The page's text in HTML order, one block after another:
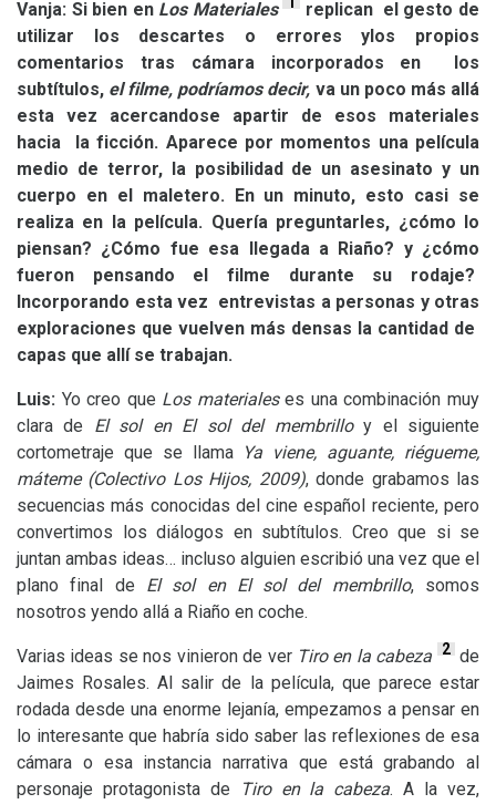
Vanja: Si bien en Los Materiales
replican el gesto de
utilizar los descartes o errores ylos propios
comentarios tras cámara incorporados en los
subtítulos, el filme, podríamos decir, va un poco más allá
esta vez acercandose apartir de esos materiales
hacia la ficción. Aparece por momentos una película
medio de terror, la posibilidad de un asesinato y un
cuerpo en el maletero. En un minuto, esto casi se
realiza en la película. Quería preguntarles, ¿cómo lo
piensan? ¿Cómo fue esa llegada a Riaño? y ¿cómo
fueron pensando el filme durante su rodaje?
Incorporando esta vez entrevistas a personas y otras
exploraciones que vuelven más densas la cantidad de
capas que allí se trabajan.
Luis: Yo creo que Los materialeses una combinación muy
clara de El sol en El sol del membrilloy el siguiente
cortometraje que se llama Ya viene, aguante, riégueme,
máteme (Colectivo Los Hijos, 2009), donde grabamos las
secuencias más conocidas del cine español reciente, pero
convertimos los diálogos en subtítulos. Creo que si se
juntan ambas ideas… incluso alguien escribió una vez que el
plano final de El sol en El sol del membrillo, somos
nosotros yendo allá a Riaño en coche.
Varias ideas se nos vinieron de ver Tiro en la cabeza 2 de
Jaimes Rosales. Al salir de la película, que parece estar
rodada desde una enorme lejanía, empezamos a pensar en
lo interesante que habría sido saber las reflexiones de esa
cámara o esa instancia narrativa que está grabando al
personaje protagonista de
Tiro en la cabeza. A la vez,